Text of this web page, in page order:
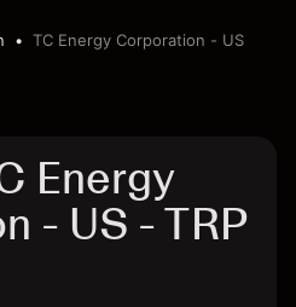
TC Energy Corporation - US
Energy
- US - TRP